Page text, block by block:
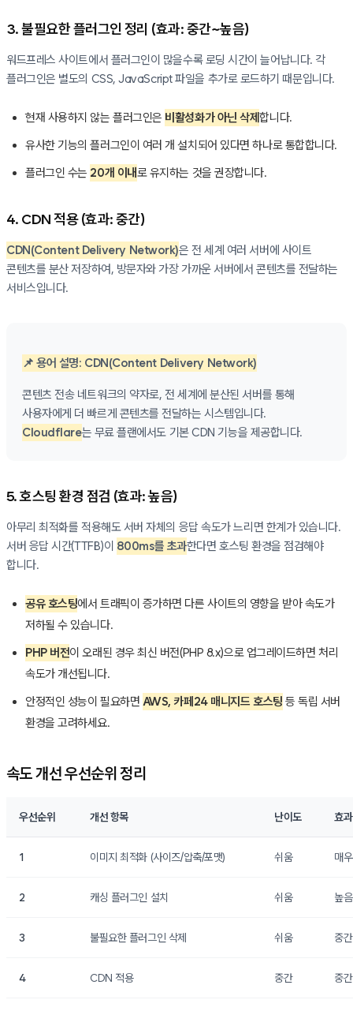
3. 불필요한 플러그인 정리 (효과: 중간~높음)
워드프레스 사이트에서 플러그인이 많을수록 로딩 시간이 늘어납니다. 각
플러그인은 별도의 CSS, JavaScript 파일을 추가로 로드하기 때문입니다.
현재 사용하지 않는 플러그인은 비활성화가 아닌 삭제합니다.
유사한 기능의 플러그인이 여러 개 설치되어 있다면 하나로 통합합니다.
플러그인 수는 20개 이내로 유지하는 것을 권장합니다.
4. CDN 적용 (효과: 중간)
CDN(Content Delivery Network)은 전 세계 여러 서버에 사이트
콘텐츠를 분산 저장하여, 방문자와 가장 가까운 서버에서 콘텐츠를 전달하는
서비스입니다.
📌 용어 설명: CDN(Content Delivery Network)
콘텐츠 전송 네트워크의 약자로, 전 세계에 분산된 서버를 통해
사용자에게 더 빠르게 콘텐츠를 전달하는 시스템입니다.
Cloudflare는 무료 플랜에서도 기본 CDN 기능을 제공합니다.
5. 호스팅 환경 점검 (효과: 높음)
아무리 최적화를 적용해도 서버 자체의 응답 속도가 느리면 한계가 있습니다.
서버 응답 시간(TTFB)이 800ms를 초과한다면 호스팅 환경을 점검해야
합니다.
공유 호스팅에서 트래픽이 증가하면 다른 사이트의 영향을 받아 속도가
저하될 수 있습니다.
PHP 버전이 오래된 경우 최신 버전(PHP 8.x)으로 업그레이드하면 처리
속도가 개선됩니다.
안정적인 성능이 필요하면 AWS, 카페24 매니지드 호스팅 등 독립 서버
환경을 고려하세요.
속도 개선 우선순위 정리
우선순위 개선 항목 난이도 효과
1 이미지 최적화 (사이즈/압축/포맷) 쉬움 매
2 캐싱 플러그인 설치 쉬움 높음
3 불필요한 플러그인 삭제 쉬움 중
4 CDN 적용 중간 중간